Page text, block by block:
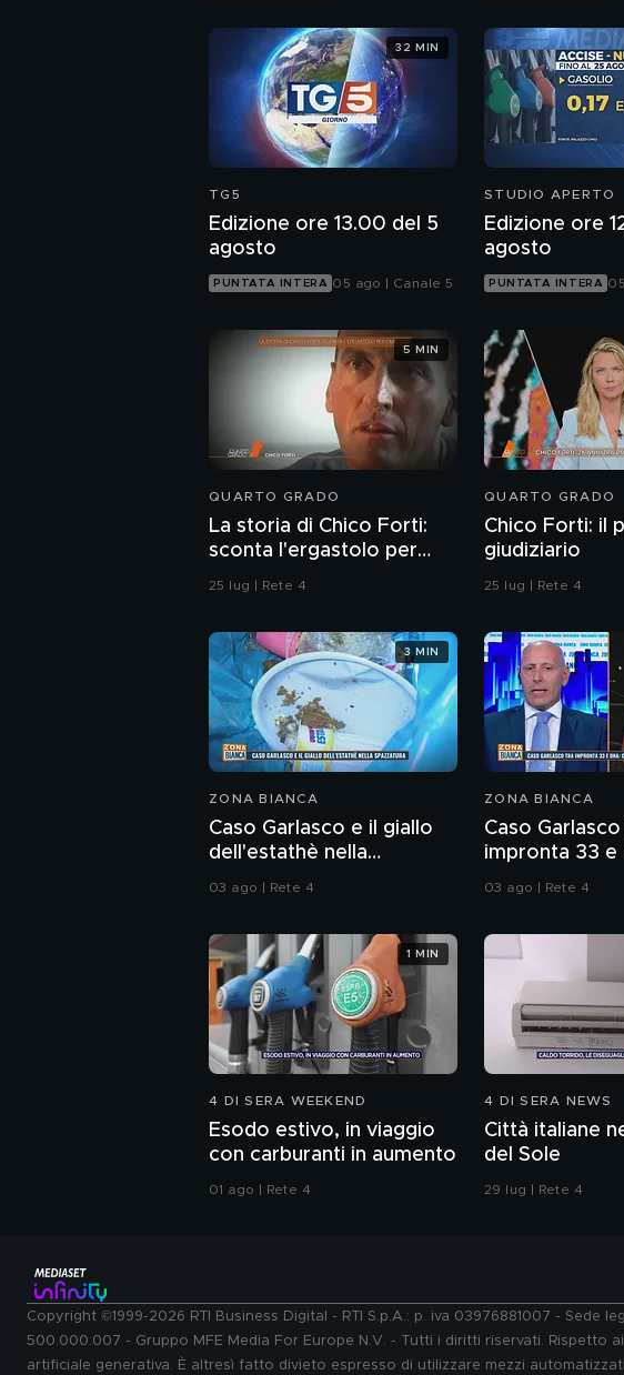
TG5
Edizione ore 13.00 del 5
agosto
PUNTATA INTERA 05 ago | Canale 5
32 MIN
STUDIO APERTO
Edizione ore
agosto
PUNTATA INTERA
QUARTO GRADO
La storia di Chico Forti:
sconta l'ergastolo per
omicidio
25 lug | Rete 4
5 MIN
QUARTO GRADO
Chico Forti: il
giudiziario
25 lug | Rete 4
ZONA BIANCA
Caso Garlasco e il giallo
dell'estathè nella
spazzatura
03 ago | Rete 4
3 MIN
ZONA BIANCA
Caso
impronta 33 e
consulenze a
03 ago | Rete 4
4 DI SERA WEEKEND
Esodo estivo, in viaggio
con carburanti in aumento
01 ago | Rete 4
1 MIN
4 DI SERA NEWS
Città italiane
del Sole
29 lug | Rete 4
Copyright ©1999-2026 RTI Business Digital - RTI S.p.A.: p. iva 03976881007 - Sede
500.000.007 - Gruppo MFE Media For Europe N.V. - Tutti i diritti riservati.
artificiale generativa. È altresì fatto divieto espresso di utilizzare mezzi